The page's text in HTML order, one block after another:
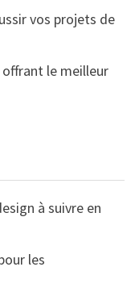
vos projets de
offrant le meilleur
à suivre en
les